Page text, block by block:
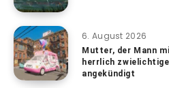
6. August 2026
Mutter, der Mann
herrlich
angekündigt